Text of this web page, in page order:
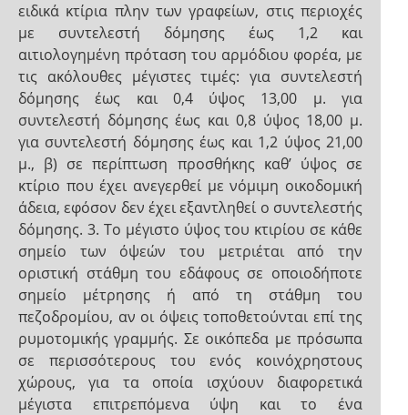
ειδικά κτίρια πλην των γραφείων, στις περιοχές
με συντελεστή δόμησης έως 1,2 και
αιτιολογημένη πρόταση του αρμόδιου φορέα, με
τις ακόλουθες μέγιστες τιμές: για συντελεστή
δόμησης έως και 0,4 ύψος 13,00 μ. για
συντελεστή δόμησης έως και 0,8 ύψος 18,00 μ.
για συντελεστή δόμησης έως και 1,2 ύψος 21,00
μ., β) σε περίπτωση προσθήκης καθ’ ύψος σε
κτίριο που έχει ανεγερθεί με νόμιμη οικοδομική
άδεια, εφόσον δεν έχει εξαντληθεί ο συντελεστής
δόμησης. 3. Το μέγιστο ύψος του κτιρίου σε κάθε
σημείο των όψεών του μετριέται από την
οριστική στάθμη του εδάφους σε οποιοδήποτε
σημείο μέτρησης ή από τη στάθμη του
πεζοδρομίου, αν οι όψεις τοποθετούνται επί της
ρυμοτομικής γραμμής. Σε οικόπεδα με πρόσωπα
σε περισσότερους του ενός κοινόχρηστους
χώρους, για τα οποία ισχύουν διαφορετικά
μέγιστα επιτρεπόμενα ύψη και το ένα